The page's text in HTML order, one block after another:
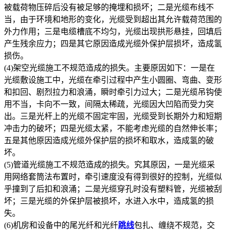
被载荷物压碎后没有被足够的掩埋和损坏；二是光缆布线不
当，由于环境和地形的变化，光缆受到超出其允许载荷范围的
外力作用；三是电缆槽底不均匀，光缆出现拱形悬挂，回填后
产生残余应力；四是其它原因造成光缆外保护层损坏，造成氢
损伤。
(4)架空光缆施工不规范造成的损失。主要原因如下：一是在
光缆敷设施工中，光缆在牵引过程中产生小圆圈、弯曲、变形
和扣回、剧烈拉力和浪涌，瞬时牵引力过大；二是光缆吊钩使
用不当，卡向不一致，间隔太稀疏，光缆因大凹陷而受力突
出。三是光杆上的光缆不固定牢固，光缆受到长期外力和短期
冲击力的破坏；四是光缆太紧，不能考虑光缆的自然伸长率；
五是其他原因造成光缆外保护层的损坏和取水，造成氢的破
坏。
(5)管道光缆施工不规范造成的损失。究其原因，一是光缆采
用网络套筒法布置时，牵引速度没有得到很好的控制，光缆似
乎撞到了后扣和浪涌；二是光缆穿孔时没有塑料管，光缆被刮
坏；三是光缆的外保护层被损坏，水进入水中，造成氢的损
失。
(6)机房和设备中的尾光纤和光纤跳线包扎、缠绕不规范，交